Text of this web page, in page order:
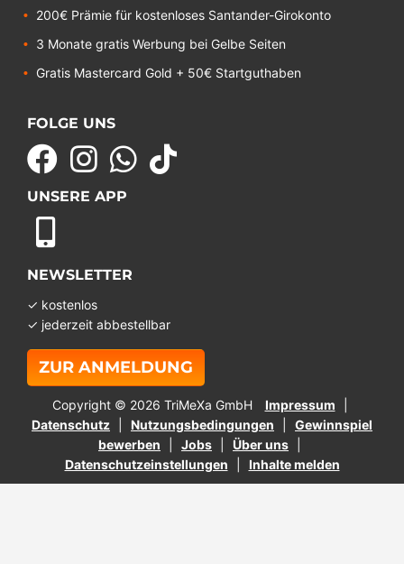
200€ Prämie für kostenloses Santander-Girokonto
3 Monate gratis Werbung bei Gelbe Seiten
Gratis Mastercard Gold + 50€ Startguthaben
FOLGE UNS
UNSERE APP
NEWSLETTER
✓ kostenlos
✓ jederzeit abbestellbar
ZUR ANMELDUNG
Copyright © 2026 TriMeXa GmbH
Impressum
Datenschutz
Nutzungsbedingungen
Gewinnspiel
bewerben
Jobs
Über uns
Datenschutzeinstellungen
Inhalte melden